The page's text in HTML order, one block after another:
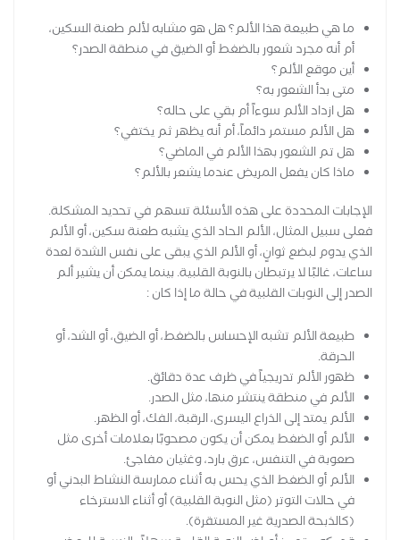
ما هي طبيعة هذا الألم؟ هل هو مشابه لألم طعنة السكين،
أم أنه مجرد شعور بالضغط أو الضيق في منطقة الصدر؟
أين موقع الألم؟
متى بدأ الشعور به؟
هل ازداد الألم سوءاً أم بقي على حاله؟
هل الألم مستمر دائماً، أم أنه يظهر ثم يختفي؟
هل تم الشعور بهذا الألم في الماضي؟
ماذا كان يفعل المريض عندما يشعر بالألم؟
الإجابات المحددة على هذه الأسئلة تسهم في تحديد المشكلة.
فعلى سبيل المثال، الألم الحاد الذي يشبه طعنة سكين، أو الألم
الذي يدوم لبضع ثوانٍ، أو الألم الذي يبقى على نفس الشدة لعدة
ساعات، غالبًا لا يرتبطان بالنوبة القلبية. بينما يمكن أن يشير ألم
الصدر إلى النوبات القلبية في حالة ما إذا كان :
طبيعة الألم تشبه الإحساس بالضغط، أو الضيق، أو الشد، أو
الحرقة.
ظهور الألم تدريجياً في ظرف عدة دقائق.
الألم في منطقة ينتشر منها، مثل الصدر.
الألم يمتد إلى الذراع اليسرى، الرقبة، الفك، أو الظهر.
الألم أو الضغط يمكن أن يكون مصحوبًا بعلامات أخرى مثل
صعوبة في التنفس، عرق بارد، وغثيان مفاجئ.
الألم أو الضغط الذي يحس به أثناء ممارسة النشاط البدني أو
في حالات التوتر (مثل النوبة القلبية) أو أثناء الاسترخاء
(كالذبحة الصدرية غير المستقرة).